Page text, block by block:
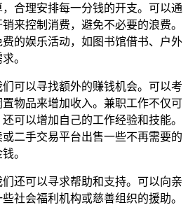
合理安排每一分钱的开支。可以通
来控制消费，避免不必要的浪费。
的娱乐活动，如图书馆借书、户外
。
可以寻找额外的赚钱机会。可以考
物品来增加收入。兼职工作不仅可
可以增加自己的工作经验和技能。
二手交易平台出售一些不再需要的
。
还可以寻求帮助和支持。可以向亲
社会福利机构或慈善组织的援助。